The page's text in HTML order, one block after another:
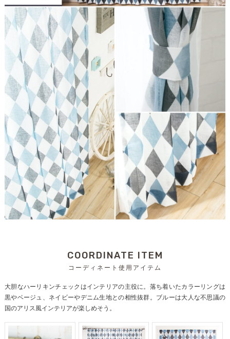
COORDINATE ITEM
コーディネート使用アイテム
大胆なハーリキンチェックはインテリアの主役に。落ち着いたカラーリングは
黒やベージュ、ネイビーやデニム生地との相性抜群。ブルーは大人な不思議の
国のアリス風インテリアが楽しめそう。